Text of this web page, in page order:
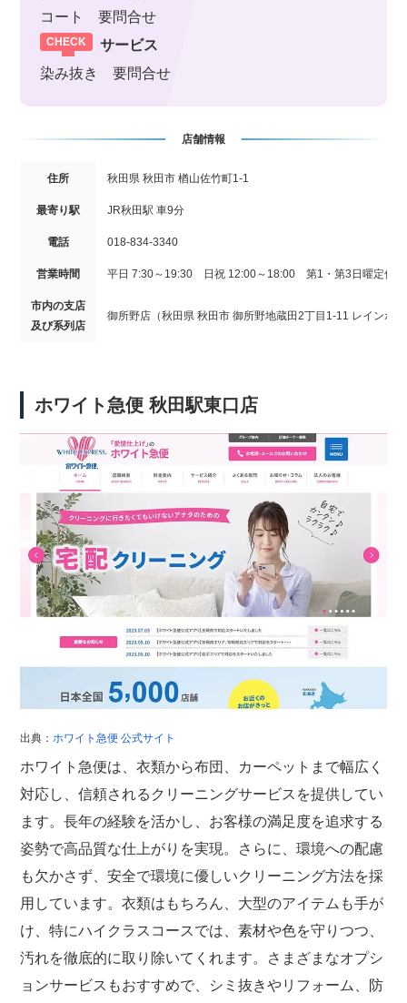
コート 要問合せ
サービス
染み抜き 要問合せ
店舗情報
住所 秋田県 秋田市 楢山佐竹町1-1
最寄り駅 JR秋田駅 車9分
電話 018-834-3340
営業時間 平日 7:30～19:30 日祝 12:00～18:00 第1・第3日曜定休
市内の支店
及び系列店
御所野店（秋田県 秋田市 御所野地蔵田2丁目1-11 レインボ
ホワイト急便 秋田駅東口店
出典： ホワイト急便 公式サイト
ホワイト急便は、衣類から布団、カーペットまで幅広く
対応し、信頼されるクリーニングサービスを提供してい
ます。長年の経験を活かし、お客様の満足度を追求する
姿勢で高品質な仕上がりを実現。さらに、環境への配慮
も欠かさず、安全で環境に優しいクリーニング方法を採
用しています。衣類はもちろん、大型のアイテムも手が
け、特にハイクラスコースでは、素材や色を守りつつ、
汚れを徹底的に取り除いてくれます。さまざまなオプシ
ョンサービスもおすすめで、シミ抜きやリフォーム、防